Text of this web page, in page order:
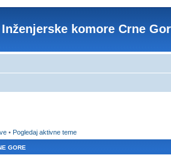
komore Crne
• Pogledaj aktivne teme
GORE